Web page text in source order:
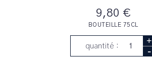
9,80 €
BOUTEILLE 75CL
quantité : +
-